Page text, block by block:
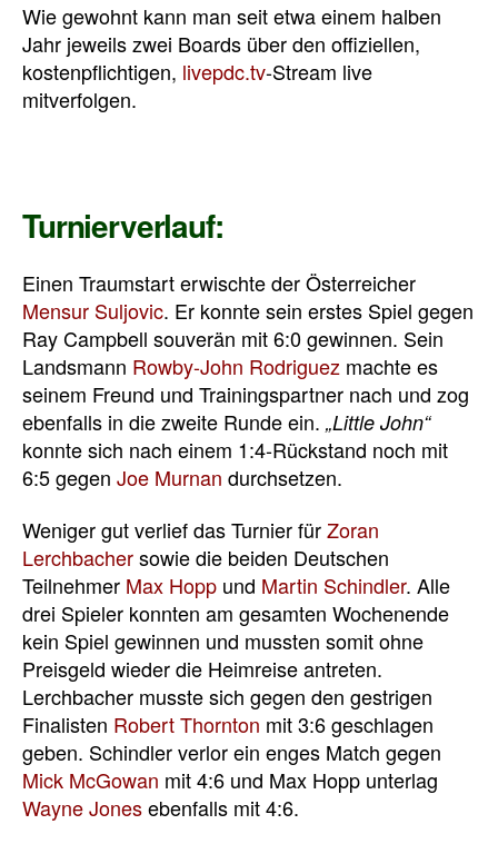
Wie gewohnt kann man seit etwa einem halben
Jahr jeweils zwei Boards über den offiziellen,
kostenpflichtigen, livepdc.tv-Stream live
mitverfolgen.
Turnierverlauf:
Einen Traumstart erwischte der Österreicher
Mensur Suljovic. Er konnte sein erstes Spiel gegen
Ray Campbell souverän mit 6:0 gewinnen. Sein
Landsmann Rowby-John Rodriguez machte es
seinem Freund und Trainingspartner nach und zog
ebenfalls in die zweite Runde ein. „Little John“
konnte sich nach einem 1:4-Rückstand noch mit
6:5 gegen Joe Murnan durchsetzen.
Weniger gut verlief das Turnier fürZoran
Lerchbachersowie die beiden Deutschen
Teilnehmer Max Hopp und Martin Schindler. Alle
drei Spieler konnten am gesamten Wochenende
kein Spiel gewinnen und mussten somit ohne
Preisgeld wieder die Heimreise antreten.
Lerchbacher musste sich gegen den gestrigen
Finalisten Robert Thornton mit 3:6 geschlagen
geben. Schindler verlor ein enges Match gegen
Mick McGowan mit 4:6 und Max Hopp unterlag
Wayne Jonesebenfalls mit 4:6.